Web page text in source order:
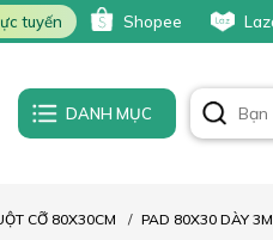
tuyến Shopee
DANH MỤC
CỠ 80X30CM PAD 80X30 DÀY